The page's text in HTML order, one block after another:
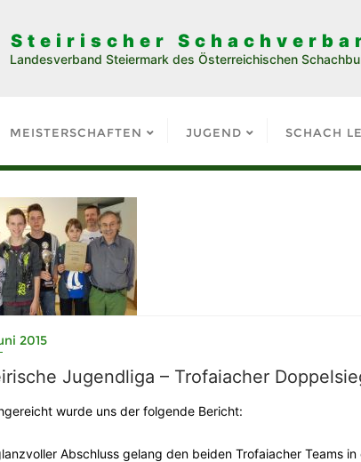
Steirischer
Landesverband Steiermark des Österreichischen
MEISTERSCHAFTEN JUGEND SCHACH
2015
Jugendliga – Trofaiacher
wurde uns der folgende Bericht:
Abschluss gelang den beiden Trofaiacher Teams in